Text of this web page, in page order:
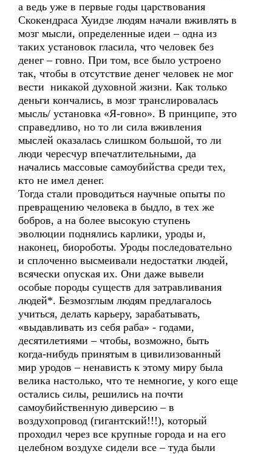
а ведь уже в первые годы царствования
Скокендраса Хуидзе людям начали вживлять в
мозг мысли, определенные идеи – одна из
таких установок гласила, что человек без
денег – говно. При том, все было устроено
так, чтобы в отсутствие денег человек не мог
вести никакой духовной жизни. Как только
деньги кончались, в мозг транслировалась
мысль/ установка «Я-говно». В принципе, это
справедливо, но то ли сила вживления
мыслей оказалась слишком большой, то ли
люди чересчур впечатлительными, да
начались массовые самоубийства среди тех,
кто не имел денег.
Тогда стали проводиться научные опыты по
превращению человека в быдло, в тех же
бобров, а на более высокую ступень
эволюции поднялись карлики, уроды и,
наконец, биороботы. Уроды последовательно
и сплоченно высмеивали недостатки людей,
всячески опуская их. Они даже вывели
особые породы существ для затравливания
людей*. Безмозглым людям предлагалось
учиться, делать карьеру, зарабатывать,
«выдавливать из себя раба» - годами,
десятилетиями – чтобы, возможно, быть
когда-нибудь принятым в цивилизованный
мир уродов – ненависть к этому миру была
велика настолько, что те немногие, у кого еще
остались силы, решились на почти
самоубийственную диверсию – в
воздухопровод (гигантский!!!), который
проходил через все крупные города и на его
целебном воздухе сидели все – туда были